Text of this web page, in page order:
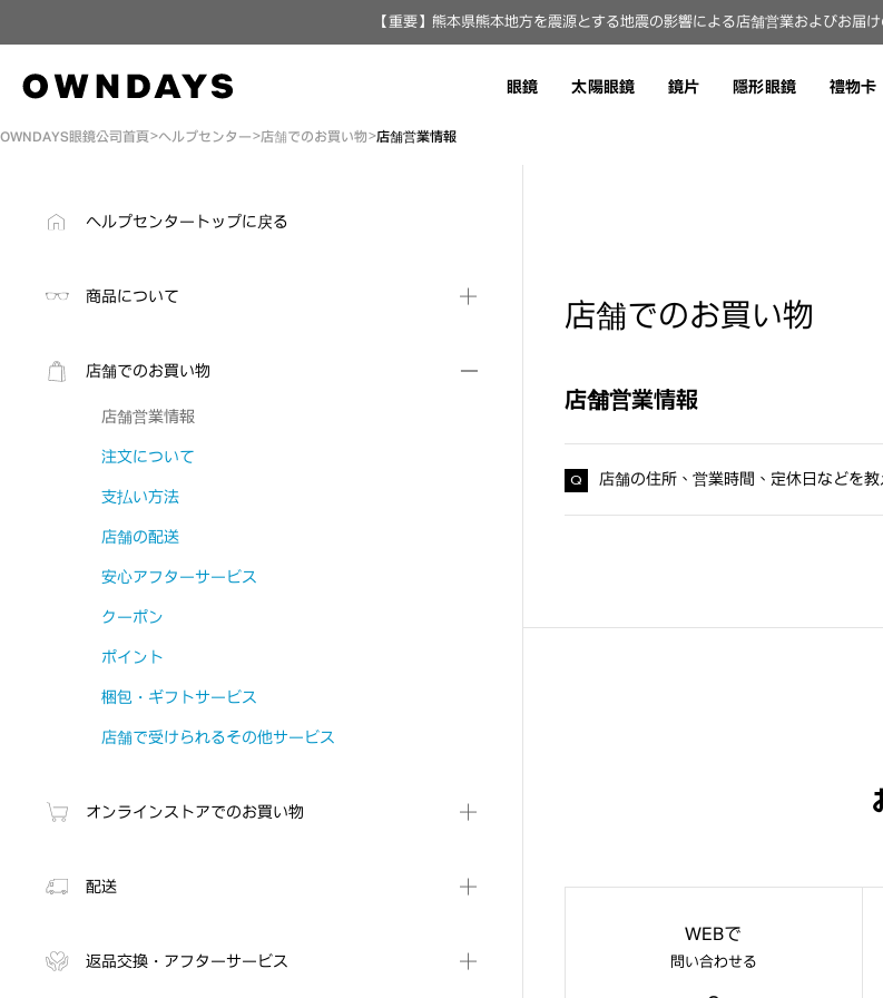
【重要】熊本県熊本地方を震源とする地震の影響による店舗営業およびお届
眼鏡 太陽眼鏡 鏡片 隱形眼鏡 禮物卡
OWNDAYS眼鏡公司首頁 ヘルプセンター 店舗でのお買い物 店舗営業情報
店舗でのお買い物
店舗営業情報
店舗の住所、営業時間、定休日などを
ヘルプセンタートップに戻る
商品について
店舗でのお買い物
店舗営業情報
注文について
支払い方法
店舗の配送
安心アフターサービス
クーポン
ポイント
梱包・ギフトサービス
店舗で受けられるその他サービス
オンラインストアでのお買い物
配送
返品交換・アフターサービス
WEBで
問い合わせる